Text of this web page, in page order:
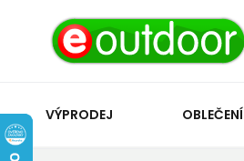
VÝPRODEJ OBLEČENÍ